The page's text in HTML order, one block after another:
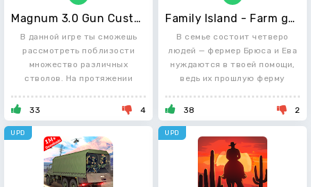
Magnum 3.0 Gun Custom Simulator
В данной игре ты сможешь
рассмотреть поблизости
множество различных
стволов. На протяжении
33
4
Family Island - Farm game adventure
В семье состоит четверо
людей — фермер Брюса и Ева
нуждаются в твоей помощи,
ведь их прошлую ферму
38 2
UPD UPD